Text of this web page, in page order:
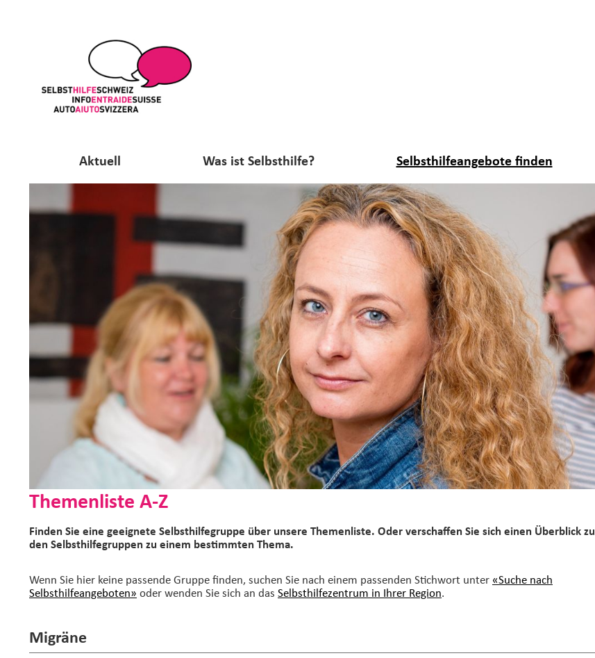
Aktuell Was ist Selbsthilfe? Selbsthilfeangebote finden
Themenliste A-Z
Finden Sie eine geeignete Selbsthilfegruppe über unsere Themenliste. Oder verschaffen Sie sich einen Überblick zu
den Selbsthilfegruppen zu einem bestimmten Thema.
Wenn Sie hier keine passende Gruppe finden, suchen Sie nach einem passenden Stichwort unter «Suche nach
Selbsthilfeangeboten» oder wenden Sie sich an das Selbsthilfezentrum in Ihrer Region.
Migräne